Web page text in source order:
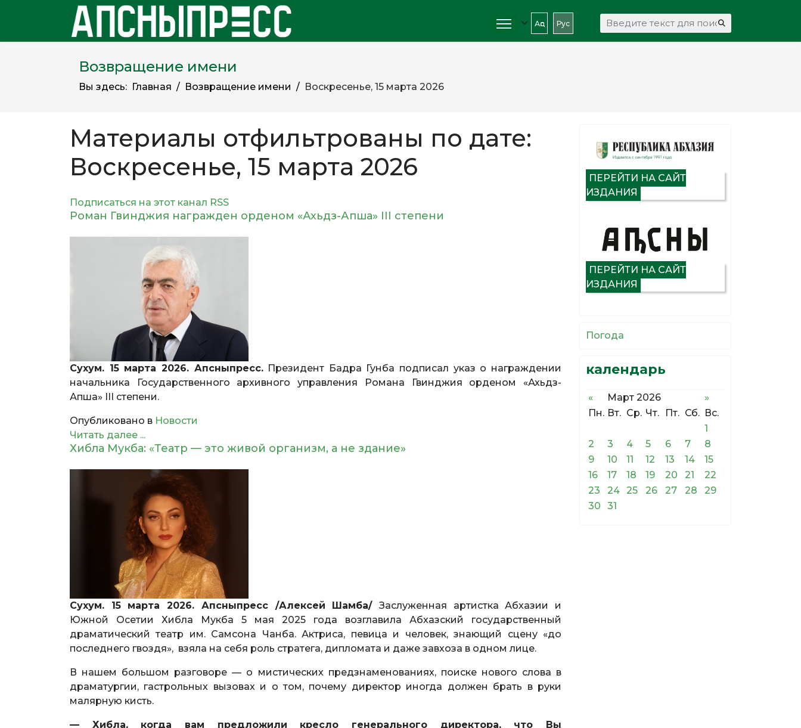
Аԥс Рус Искать...
Возвращение имени
Вы здесь: Главная Возвращение имени Воскресенье, 15 марта 2026
Материалы отфильтрованы по дате:
Воскресенье, 15 марта 2026
Подписаться на этот канал RSS
Роман Гвинджия награжден орденом «Ахьдз-Апша» III степени
Сухум. 15 марта 2026. Апсныпресс.Президент Бадра Гунба подписал указ о награждении
начальника Государственного архивного управления Романа Гвинджия орденом «Ахьдз-
Апша» III степени.
Опубликовано в Новости
Читать далее ...
Хибла Мукба: «Театр — это живой организм, а не здание»
Сухум. 15 марта 2026. Апсныпресс /Алексей Шамба/Заслуженная артистка Абхазии и
Южной Осетии Хибла Мукба 5 мая 2025 года возглавила Абхазский государственный
драматический театр им. Самсона Чанба. Актриса, певица и человек, знающий сцену «до
последнего гвоздя», взяла на себя роль стратега, дипломата и даже завхоза в одном лице.
В нашем большом разговоре — о мистических предзнаменованиях, поиске нового слова в
драматургии, гастрольных вызовах и о том, почему директор иногда должен брать в руки
малярную кисть.
— Хибла, когда вам предложили кресло генерального директора, что Вы
ПЕРЕЙТИ НА САЙТ
ИЗДАНИЯ
ПЕРЕЙТИ НА САЙТ
ИЗДАНИЯ
Погода
календарь
« Март 2026
»
Пн. Вт. Ср. Чт. Пт. Сб. Вс.
1
2
3 4 5 6 7
8
9
10 11 12 13 14
15
16
17 18 19 20 21
22
23
24 25 26 27 28
29
30
31